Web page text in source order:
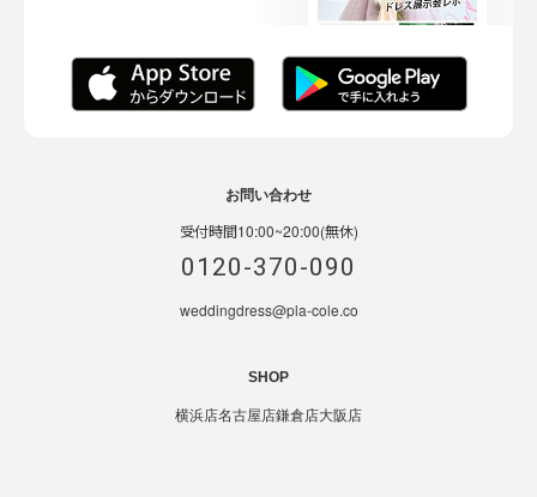
お問い合わせ
受付時間10:00~20:00(無休)
0120-370-090
weddingdress@pla-cole.co
SHOP
横浜店名古屋店鎌倉店大阪店